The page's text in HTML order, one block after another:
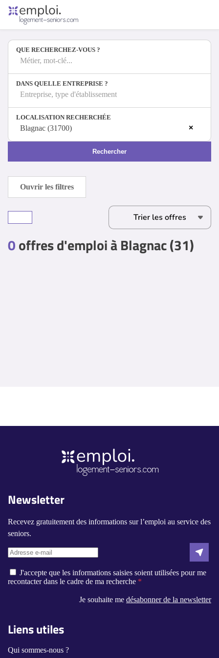
Offres d'emploi
Entreprises
Métiers
Se connecter
Espace candidat
Espace recruteur
QUE RECHERCHEZ-VOUS ?
Métier, mot-clé...
DANS QUELLE ENTREPRISE ?
Entreprise, type d'établissement
LOCALISATION RECHERCHÉE
×
Blagnac (31700)
Rechercher
0offres d'emploi à Blagnac (31)
Ouvrir les filtres
Newsletter
Recevez gratuitement des informations sur l’emploi au service des
seniors.
J'accepte que les informations saisies soient utilisées pour me
recontacter dans le cadre de ma recherche
Je souhaite me désabonner de la newsletter
Liens utiles
Qui sommes-nous ?